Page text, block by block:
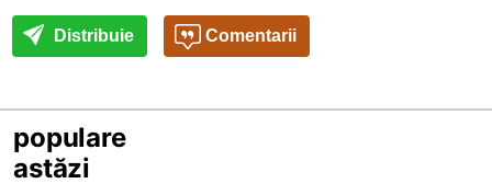
Distribuie Comentarii
populare
astăzi